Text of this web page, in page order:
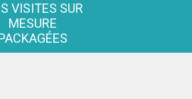
VISITES SUR
MESURE